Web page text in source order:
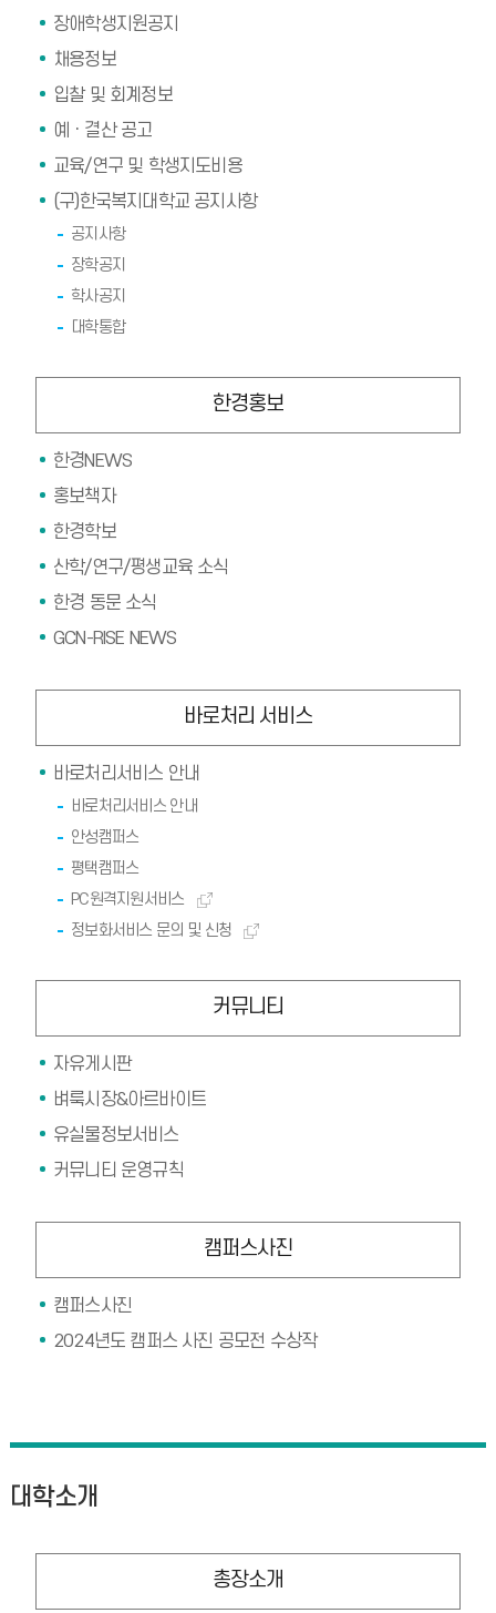
장애학생지원공지
채용정보
입찰 및 회계정보
예ㆍ결산 공고
교육/연구 및 학생지도비용
(구)한국복지대학교 공지사항
공지사항
장학공지
학사공지
대학통합
한경홍보
한경NEWS
홍보책자
한경학보
산학/연구/평생교육 소식
한경 동문 소식
GCN-RISE NEWS
바로처리 서비스
바로처리서비스 안내
바로처리서비스 안내
안성캠퍼스
평택캠퍼스
PC원격지원서비스
정보화서비스 문의 및 신청
커뮤니티
자유게시판
벼룩시장&아르바이트
유실물정보서비스
커뮤니티 운영규칙
캠퍼스사진
캠퍼스사진
2024년도 캠퍼스 사진 공모전 수상작
대학소개
총장소개